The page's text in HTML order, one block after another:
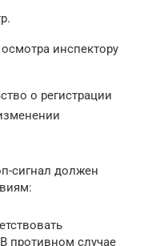
инспектору
о регистрации
сигнал должен
противном случае